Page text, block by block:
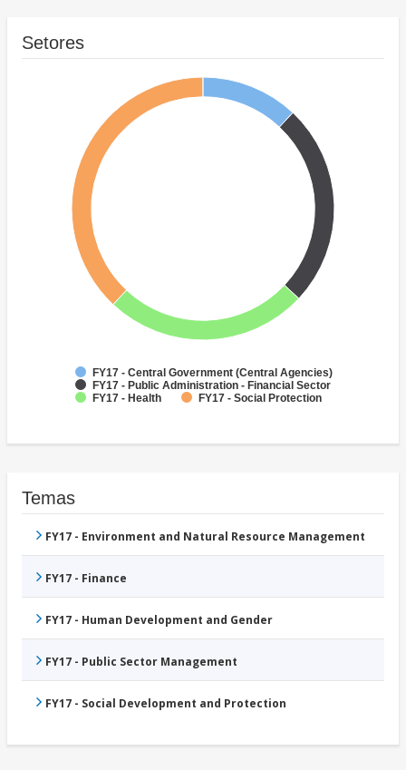
Setores
FY17 - Central Government (Central Agencies)
FY17 - Public Administration - Financial Sector
FY17 - Health
FY17 - Social Protection
Temas
FY17 - Environment and Natural Resource Management
FY17 - Finance
FY17 - Human Development and Gender
FY17 - Public Sector Management
FY17 - Social Development and Protection